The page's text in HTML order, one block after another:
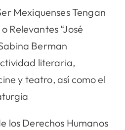
Mexiquenses Tengan
Relevantes “José
Berman
literaria,
y teatro, así como el
los Derechos Humanos